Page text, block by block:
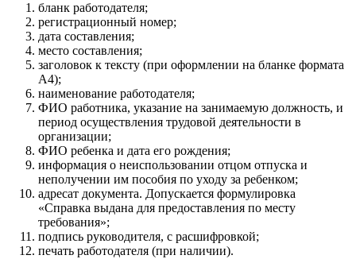
бланк работодателя;
регистрационный номер;
дата составления;
место составления;
заголовок к тексту (при оформлении на бланке формата
А4);
наименование работодателя;
ФИО работника, указание на занимаемую должность, и
период осуществления трудовой деятельности в
организации;
ФИО ребенка и дата его рождения;
информация о неиспользовании отцом отпуска и
неполучении им пособия по уходу за ребенком;
адресат документа. Допускается формулировка
«Справка выдана для предоставления по месту
требования»;
подпись руководителя, с расшифровкой;
печать работодателя (при наличии).